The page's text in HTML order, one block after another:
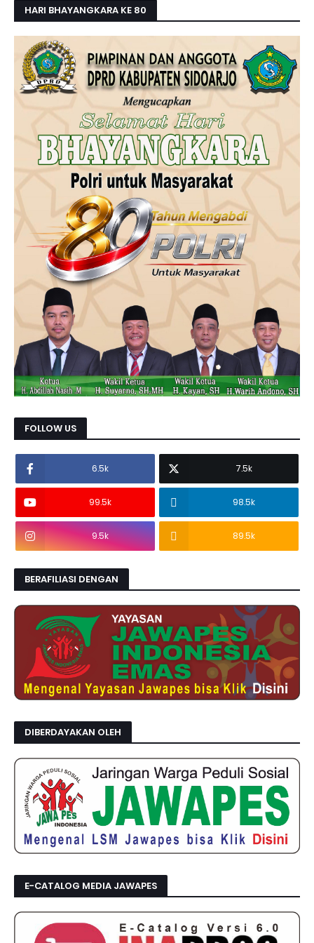
HARI BHAYANGKARA KE 80
FOLLOW US
6.5k 7.5k
99.5k 98.5k
9.5k 89.5k
BERAFILIASI DENGAN
DIBERDAYAKAN OLEH
E-CATALOG MEDIA JAWAPES